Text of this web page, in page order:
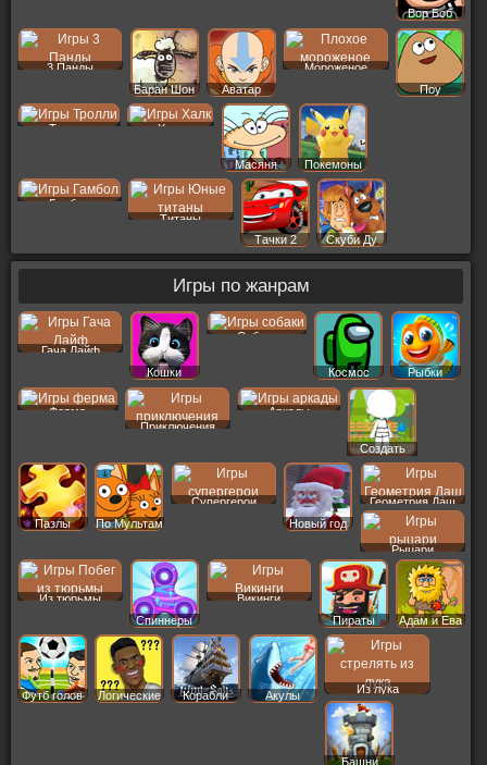
Вор Боб
3 Панды
Баран Шон
Аватар
Мороженое
Поу
Тролли Халк
Масяня Покемоны
Гамбол
Титаны
Тачки 2
Скуби Ду
Игры по жанрам
Гача Лайф
Кошки
Собаки
Космос Рыбки
Ферма
Приключения
Аркады
Создать
Пер
Пазлы По Мультам
Супергерои
Новый год
Геометрия Даш
Рыцари
Из тюрьмы
Спиннеры
Викинги
Пираты
Адам и Ева
Футб голов Логические Корабли Акулы
Из лука
Башни